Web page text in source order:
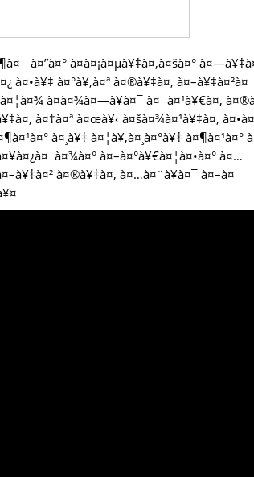
à¤”à¤° à¤à¤¡à¤µà¥‡à¤‚à¤šà¤°
à¤•à¥‡ à¤°à¥‚à¤ª à¤®à¥‡à¤‚ à¤–à¥‡à¤²à¤
à¤­à¤¾à¤—à¥à¤¯ à¤¨à¤¹à¥€à¤‚
à¤†à¤ª à¤œà¥‹ à¤šà¤¾à¤¹à¥‡à¤‚
à¤¸à¥‡ à¤¦à¥‚à¤¸à¤°à¥‡ à¤¶à¤¹à¤°
à¤–à¤°à¥€à¤¦à¤•à¤° à¤…
à¤®à¥‡à¤‚ à¤…à¤¨à¥à¤¯ à¤–à¤